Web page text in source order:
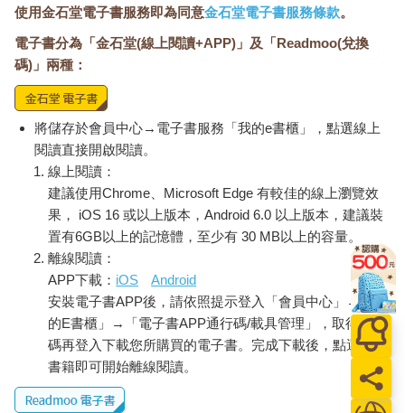
使用金石堂電子書服務即為同意金石堂電子書服務條款。
電子書分為「金石堂(線上閱讀+APP)」及「Readmoo(兌換
碼)」兩種：
將儲存於會員中心→電子書服務「我的e書櫃」，點選線上
閱讀直接開啟閱讀。
線上閱讀：
建議使用Chrome、Microsoft Edge 有較佳的線上瀏覽效
果， iOS 16 或以上版本，Android 6.0 以上版本，建議裝
置有6GB以上的記憶體，至少有 30 MB以上的容量。
離線閱讀：
APP下載： iOS
Android
安裝電子書APP後，請依照提示登入「會員中心」→「我
的E書櫃」→「電子書APP通行碼/載具管理」，取得通行
碼再登入下載您所購買的電子書。完成下載後，點選任一
書籍即可開始離線閱讀。